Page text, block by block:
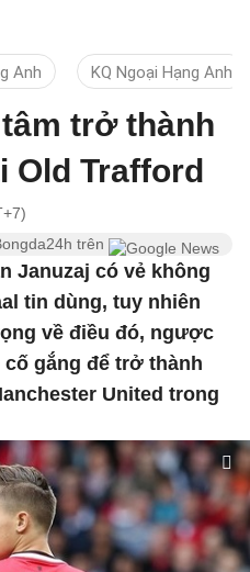
Anh KQ Ngoại Hạng Anh
trở thành
Old Trafford
trên
Januzaj có vẻ không
tin dùng, tuy nhiên
về điều đó, ngược
cố gắng để trở thành
United trong